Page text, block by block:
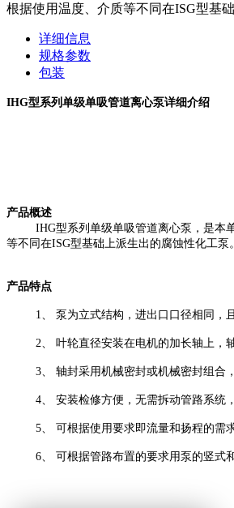
根据使用温度、介质等不同在ISG型基
详细信息
规格参数
包装
IHG型系列单级单吸管道离心泵详细介绍
产品概述
IHG型系列单级单吸管道离心泵，是本
等不同在ISG型基础上派生出 的腐蚀性化工泵
产品特点
1、 泵为立式结构，进出口口径相同，
2、 叶轮直径安装在电机的加长轴上，
3、 轴封采用机械密封或机械密封组合
4、 安装检修方便，无需拆动管路系统
5、 可根据使用要求即流量和扬程的需
6、 可根据管路布置的要求用泵的竖式